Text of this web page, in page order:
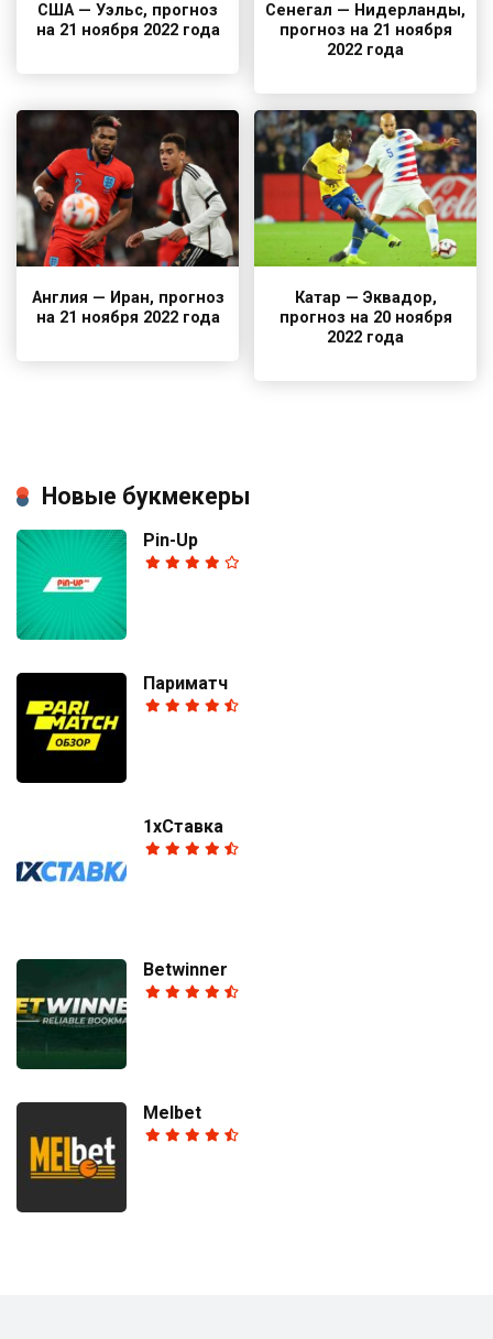
США — Уэльс, прогноз
на 21 ноября 2022 года
Сенегал — Нидерланды,
прогноз на 21 ноября
2022 года
Англия — Иран, прогноз
на 21 ноября 2022 года
Катар — Эквадор,
прогноз на 20 ноября
2022 года
Новые букмекеры
Pin-Up
Париматч
1хСтавка
Betwinner
Melbet